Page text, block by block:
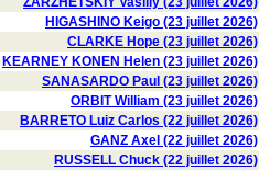
HIGASHINO Keigo (23 juillet 2026)
CLARKE Hope (23 juillet 2026)
KEARNEY KONEN Helen (23 juillet 2026)
SANASARDO Paul (23 juillet 2026)
ORBIT William (23 juillet 2026)
BARRETO Luiz Carlos (22 juillet 2026)
GANZ Axel (22 juillet 2026)
RUSSELL Chuck (22 juillet 2026)